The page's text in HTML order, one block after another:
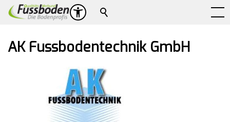
Suche
AK Fussbodentechnik GmbH